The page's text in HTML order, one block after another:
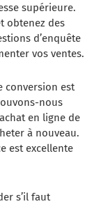
supérieure.
obtenez des
d’enquête
vos ventes.
conversion est
nous
en ligne de
à nouveau.
est excellente
s’il faut